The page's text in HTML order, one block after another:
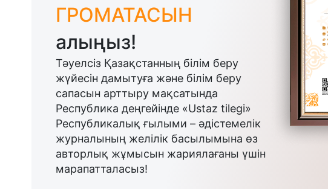
ГРОМАТАСЫН
алыңыз!
Тәуелсіз Қазақстанның білім беру
жүйесін дамытуға және білім беру
сапасын арттыру мақсатында
Республика деңгейінде «Ustaz tilegi»
Республикалық ғылыми – әдістемелік
журналының желілік басылымына өз
авторлық жұмысын жариялағаны үшін
марапатталасыз!